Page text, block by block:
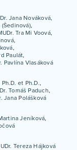
Jana Nováková
(Šedinová)
Tra Mi Voová
Paulát
Pavlína Vlasáková
et Ph.D.
Tomáš Paduch
Jana Polášková
Jeníková
Tereza Hájková